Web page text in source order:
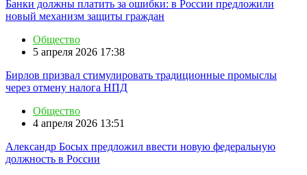
Банки должны платить за ошибки: в России предложили
новый механизм защиты граждан
Общество
5 апреля 2026 17:38
Бирлов призвал стимулировать традиционные промыслы
через отмену налога НПД
Общество
4 апреля 2026 13:51
Александр Босых предложил ввести новую федеральную
должность в России